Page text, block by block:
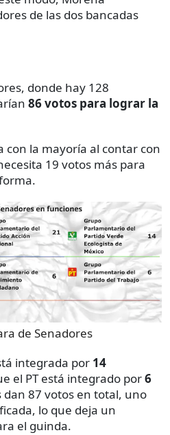
de las dos bancadas
donde hay 128
86 votos para lograr la
la mayoría al contar con
19 votos más para
de Senadores
integrada por 14
el PT está integrado por6
dan 87 votos en total, uno
lo que deja un
el guinda.